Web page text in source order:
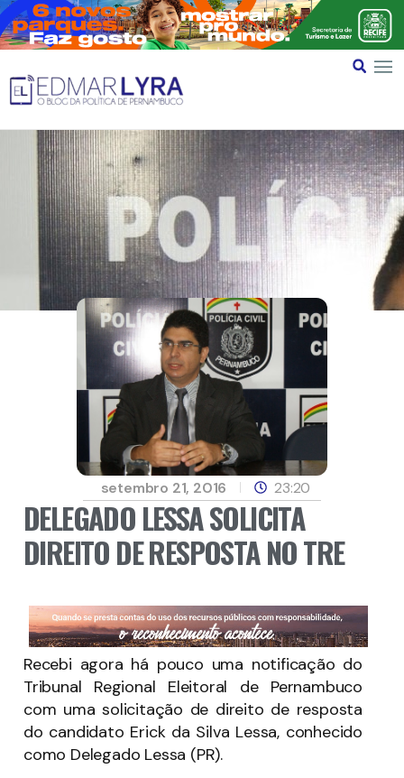
setembro 21, 2016 23:20
DELEGADO LESSA SOLICITA
DIREITO DE RESPOSTA NO TRE
Recebi agora há pouco uma notificação do
Tribunal Regional Eleitoral de Pernambuco
com uma solicitação de direito de resposta
do candidato Erick da Silva Lessa, conhecido
como Delegado Lessa (PR).